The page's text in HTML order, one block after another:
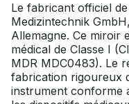
Le fabricant officiel
Medizintechnik
Allemagne. Ce miroir
médical de Classe I
MDR MDC0483). Le
fabrication rigoureux
instrument conforme